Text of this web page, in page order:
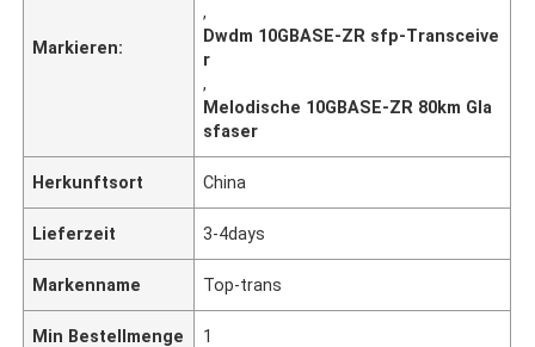
Markieren:
,
Dwdm 10GBASE-ZR sfp-Transceive
r
,
Melodische 10GBASE-ZR 80km Gla
sfaser
Herkunftsort China
Lieferzeit 3-4days
Markenname Top-trans
Min Bestellmenge 1